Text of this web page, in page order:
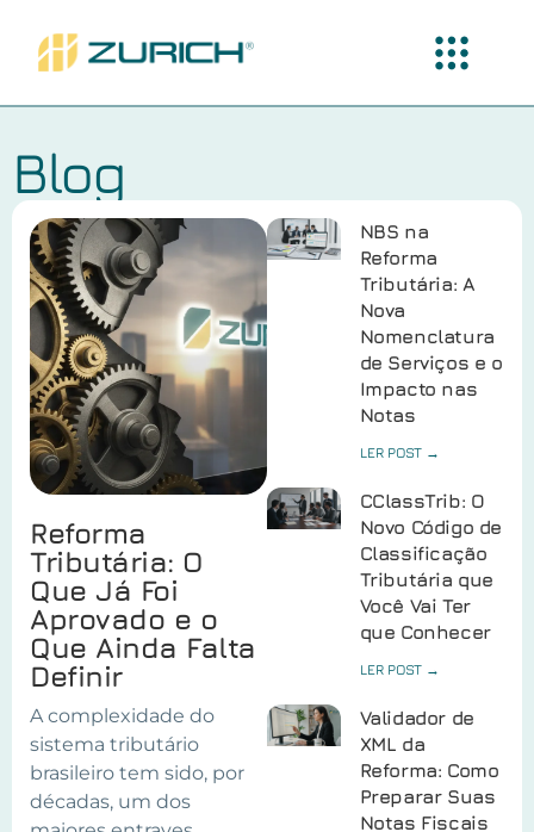
Blog
Reforma
Tributária: O
Que Já Foi
Aprovado e o
Que Ainda Falta
Definir
A complexidade do
sistema tributário
brasileiro tem sido, por
décadas, um dos
NBS na
Reforma
Tributária: A
Nova
Nomenclatura
de Serviços e o
Impacto nas
Notas
LER POST →
CClassTrib: O
Novo Código de
Classificação
Tributária que
Você Vai Ter
que Conhecer
LER POST →
Validador de
XML da
Reforma: Como
Preparar Suas
Notas Fiscais